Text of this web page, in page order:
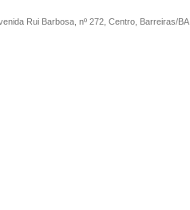
Rui Barbosa, nº 272, Centro, Barreiras/